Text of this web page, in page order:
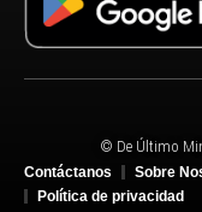
© De Último
Contáctanos
Sobre
Política de privacidad